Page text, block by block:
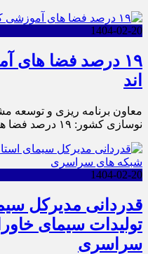
1404-02-20
۱۹ درصد فضا
اند
معاون برنامه ریزی و توسعه
نوسازی کشور: ۱۹ درصد فضا های آموزشی کشور فرسوده اند.
1404-02-20
قدردانی مدیرکل
تولیدات سیمای
سراسری